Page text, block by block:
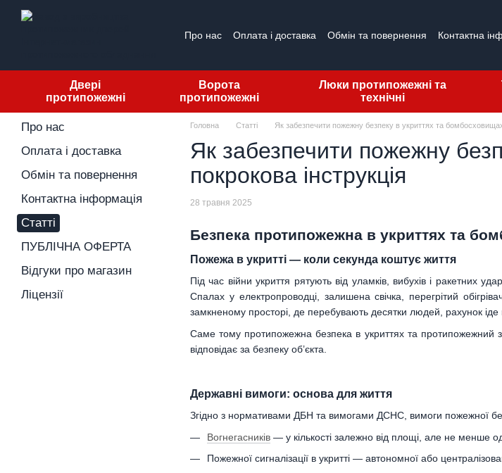
Перейти до основного контенту
Про нас Оплата і доставка Обмін та повернення Контактна
Двері
протипожежні
Ворота
протипожежні
Люки протипожежні та
технічні
Головна Статті Як забезпечити пожежну безпеку в укриттях та
Як забезпечити пожежну
покрокова інструкція
28 травня 2025
Безпека протипожежна в укриттях та
Пожежа в укритті — коли секунда коштує життя
Під час війни укриття рятують від уламків, вибухів і ракетних
Спалах у електропроводці, залишена свічка, перегрітий
замкненому просторі, де перебувають десятки людей, рахунок іде
Саме тому протипожежна безпека в укриттях та протипожежний
відповідає за безпеку об’єкта.
Державні вимоги: основа для життя
Згідно з нормативами ДБН та вимогами ДСНС, вимоги пожежної
Вогнегасників — у кількості залежно від площі, але не менше
Пожежної сигналізації в укритті — автономної або
Про нас
Оплата і доставка
Обмін та повернення
Контактна інформація
Статті
ПУБЛІЧНА ОФЕРТА
Відгуки про магазин
Ліцензії